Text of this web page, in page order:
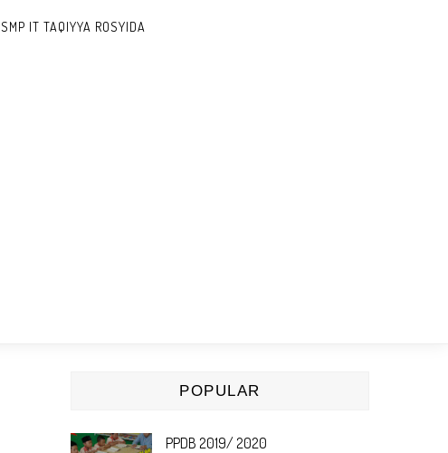
SMP IT TAQIYYA ROSYIDA
POPULAR
PPDB 2019/ 2020